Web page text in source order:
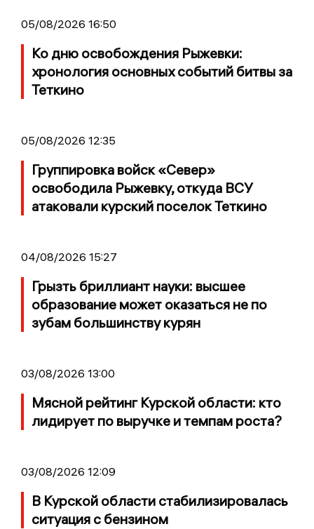
05/08/2026 16:50
Ко дню освобождения Рыжевки:
хронология основных событий битвы за
Теткино
05/08/2026 12:35
Группировка войск «Север»
освободила Рыжевку, откуда ВСУ
атаковали курский поселок Теткино
04/08/2026 15:27
Грызть бриллиант науки: высшее
образование может оказаться не по
зубам большинству курян
03/08/2026 13:00
Мясной рейтинг Курской области: кто
лидирует по выручке и темпам роста?
03/08/2026 12:09
В Курской области стабилизировалась
ситуация с бензином